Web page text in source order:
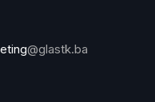
@glastk.ba